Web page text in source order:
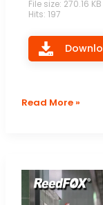
File size: 270.16 KB
Hits: 197
Fike
Agent
Gas.pdf (270.16
KB)
Read More »